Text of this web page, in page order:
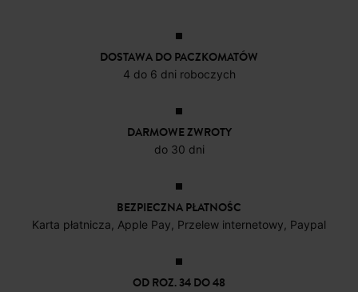
DOSTAWA DO PACZKOMATÓW
4 do 6 dni roboczych
DARMOWE ZWROTY
do 30 dni
BEZPIECZNA PŁATNOŚC
Karta płatnicza, Apple Pay, Przelew internetowy, Paypal
OD ROZ. 34 DO 48